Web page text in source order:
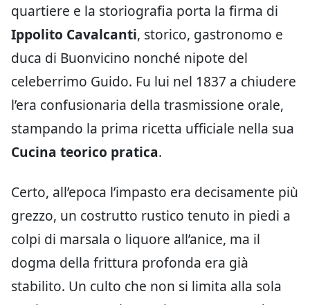
quartiere e la storiografia porta la firma di
Ippolito Cavalcanti, storico, gastronomo e
duca di Buonvicino nonché nipote del
celeberrimo Guido. Fu lui nel 1837 a chiudere
l’era confusionaria della trasmissione orale,
stampando la prima ricetta ufficiale nella sua
Cucina teorico pratica.
Certo, all’epoca l’impasto era decisamente più
grezzo, un costrutto rustico tenuto in piedi a
colpi di marsala o liquore all’anice, ma il
dogma della frittura profonda era già
stabilito. Un culto che non si limita alla sola